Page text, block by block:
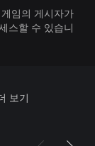
임의 게시자가
스할 수 있습니
보기